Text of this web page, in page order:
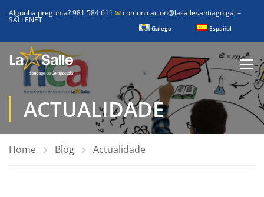
Algunha pregunta? 981 584 611 ✉comunicacion@lasallesantiago.gal –
SALLENET
Galego Español
ACTUALIDADE
Home Blog Actualidade